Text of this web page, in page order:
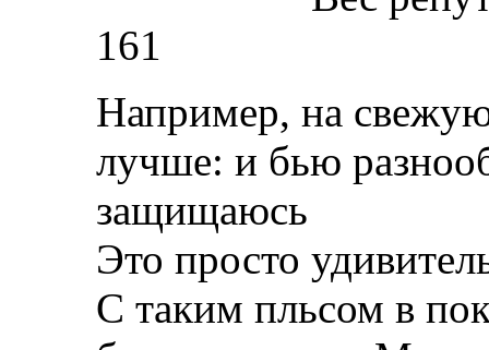
161
Например, на свежую
лучше: и бью
защищаюсь
Это просто
С таким пльсом в